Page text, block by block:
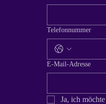
Telefonnummer
E-Mail-Adresse
Ja, ich